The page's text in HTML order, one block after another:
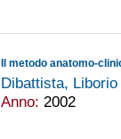
Il metodo anatomo-
Dibattista, Liborio
Anno: 2002